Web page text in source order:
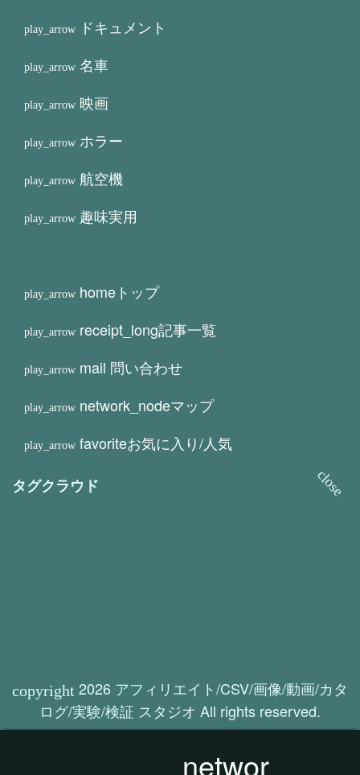
networ
ドキュメント
名車
映画
ホラー
航空機
趣味実用
home トップ
receipt_long記事一覧
mail 問い合わせ
network_nodeマップ
favoriteお気に入り/人気
タグクラウド
2026 アフィリエイト/CSV/画像/動画/カタ
ログ/実験/検証 スタジオ All rights reserved.